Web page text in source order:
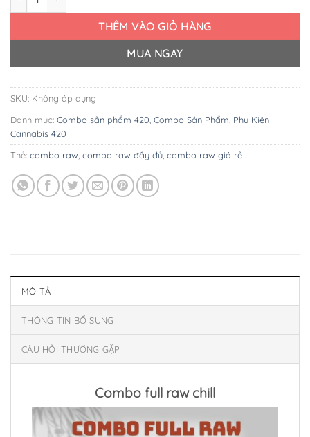
THÊM VÀO GIỎ HÀNG
MUA NGAY
SKU: Không áp dụng
Danh mục: Combo sản phẩm 420 Combo Sản Phẩm Phụ Kiện
Cannabis 420
Thẻ: combo raw combo raw đầy đủ combo raw giá rẻ
MÔ TẢ
THÔNG TIN BỔ SUNG
CÂU HỎI THƯỜNG GẶP
Combo full raw chill